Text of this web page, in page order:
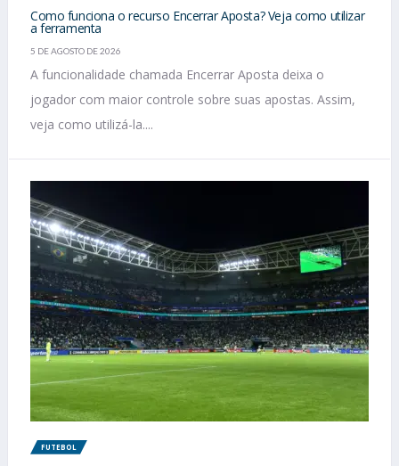
Como funciona o recurso Encerrar Aposta? Veja como utilizar
a ferramenta
5 DE AGOSTO DE 2026
A funcionalidade chamada Encerrar Aposta deixa o
jogador com maior controle sobre suas apostas. Assim,
veja como utilizá-la....
FUTEBOL